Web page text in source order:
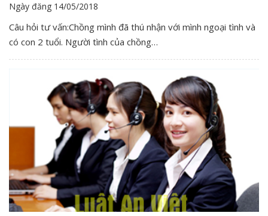
Ngày đăng 14/05/2018
Câu hỏi tư vấn:Chồng mình đã thú nhận với mình ngoại tình và
có con 2 tuổi. Người tình của chồng…